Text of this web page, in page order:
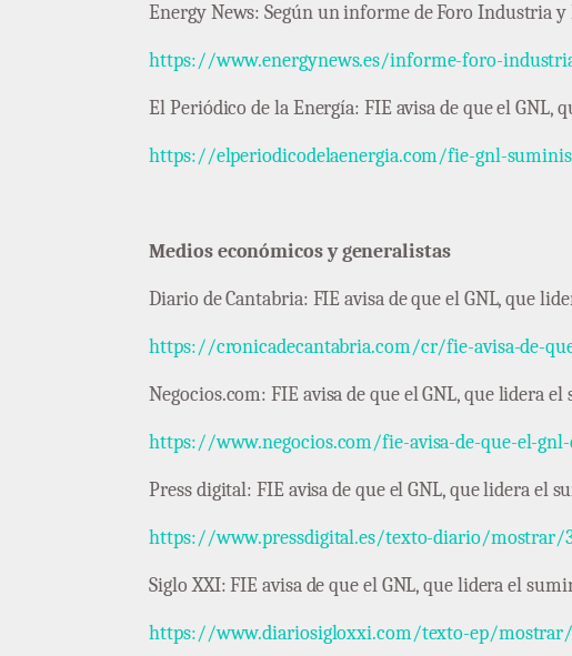
Energy News: Según un informe de Foro Industria
https://www.energynews.es/informe-foro-
El Periódico de la Energía: FIE avisa de que el GNL,
https://elperiodicodelaenergia.com/fie-gnl-
Medios económicos y generalistas
Diario de Cantabria: FIE avisa de que el GNL, que
https://cronicadecantabria.com/cr/fie-avisa-de-
Negocios.com: FIE avisa de que el GNL, que lidera
https://www.negocios.com/fie-avisa-de-que-el-
Press digital: FIE avisa de que el GNL, que lidera el
https://www.pressdigital.es/texto-diario/mostrar/
Siglo XXI: FIE avisa de que el GNL, que lidera el
https://www.diariosigloxxi.com/texto-ep/mostrar/